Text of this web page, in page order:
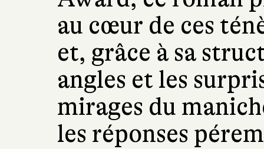
au cœur de ces
et, grâce à sa
angles et les
mirages du
les réponses